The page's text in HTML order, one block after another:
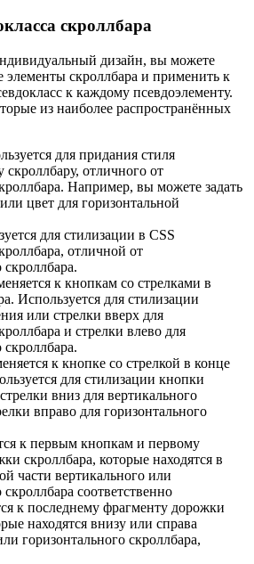
скроллбара
дизайн, вы можете
элементы скроллбара и применить к
к каждому псевдоэлементу.
из наиболее распространённых
для придания стиля
скроллбару, отличного от
Например, вы можете задать
цвет для горизонтальной
для стилизации в CSS
отличной от
скроллбара.
к кнопкам со стрелками в
Используется для стилизации
или стрелки вверх для
и стрелки влево для
скроллбара.
к кнопке со стрелкой в конце
для стилизации кнопки
вниз для вертикального
вправо для горизонтального
к первым кнопкам и первому
скроллбара, которые находятся в
части вертикального или
соответственно
к последнему фрагменту дорожки
находятся внизу или справа
горизонтального скроллбара,